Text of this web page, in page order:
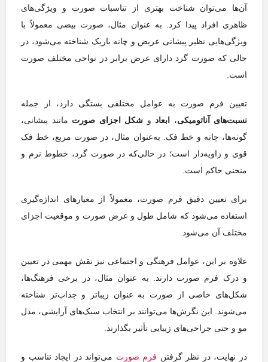
آن‌ها می‌توان شناخت بهتری از تناسبات صورت و ویژگی‌های
ظاهری افراد پیدا کرد. به عنوان مثال، صورت بیضی معمولاً با
ویژگی‌هایی نظیر پیشانی عریض و چانه باریک شناخته می‌شود، در
حالی که صورت گرد دارای عرض برابر در نواحی مختلف صورت
است.
تعیین فرم صورت به عوامل مختلفی بستگی دارد، از جمله
نسبت‌های آناتومیکی، ابعاد و شکل اجزای صورت مانند پیشانی،
گونه‌ها، چانه و خط فک. به‌عنوان مثال، در صورت مربع، خط فک
قوی و زاویه‌دار است؛ در حالی‌که در صورت گرد، خطوط نرم و
منحنی حاکم است.
برای تعیین دقیق فرم صورت، معمولاً از معیارهای اندازه‌گیری
استفاده می‌شود که شامل طول و عرض صورت و موقعیت اجزای
مختلف آن می‌شود.
علاوه بر این، عوامل فرهنگی و اجتماعی نیز نقش مهمی در تعیین
و درک فرم صورت دارند. به عنوان مثال، در برخی فرهنگ‌ها،
شکل‌های خاصی از صورت به عنوان زیباتر و جذاب‌تر شناخته
می‌شوند. این نگرش‌ها می‌توانند بر انتخاب سبک‌های آرایشی، مدل
مو و حتی جراحی‌های زیبایی تأثیر بگذارند.
در نهایت، در نظر گرفتن فرم صورت می‌تواند در ایجاد تناسب و